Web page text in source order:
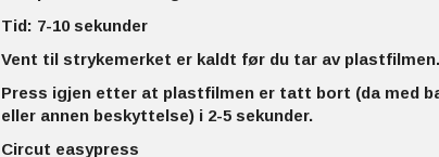
Tid: 7-10 sekunder
Vent til strykemerket er kaldt før du tar av plastfilmen.
Press igjen etter at plastfilmen er tatt bort (da med
eller annen beskyttelse) i 2-5 sekunder.
Circut easypress